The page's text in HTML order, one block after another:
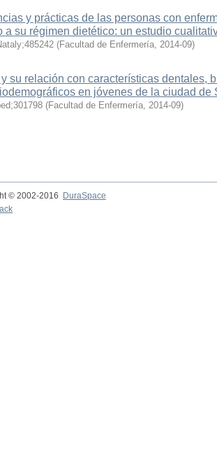
y prácticas de las personas con
a su régimen dietético: un estudio
(Facultad de Enfermería, 2014-09)
su relación con características dentales,
en jóvenes de la ciudad de
(Facultad de Enfermería, 2014-09)
© 2002-2016
DuraSpace